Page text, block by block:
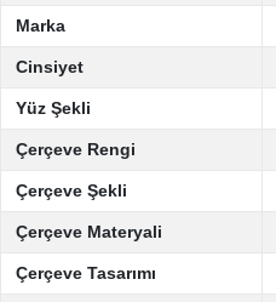
Marka
Cinsiyet
Yüz Şekli
Çerçeve Rengi
Çerçeve Şekli
Çerçeve Materyali
Çerçeve Tasarımı